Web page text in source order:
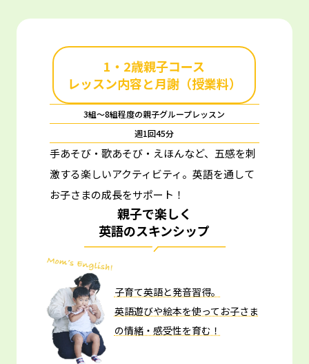
1・2歳親子コース
レッスン内容と月謝（授業料）
3組～8組程度の親子グループレッスン
週1回45分
手あそび・歌あそび・えほんなど、五感を刺
激する楽しいアクティビティ。 英語を通して
お子さまの成長をサポート！
親子で楽しく
英語のスキンシップ
子育て英語と発音習得。
英語遊びや絵本を使ってお子さま
の情緒・感受性を育む！